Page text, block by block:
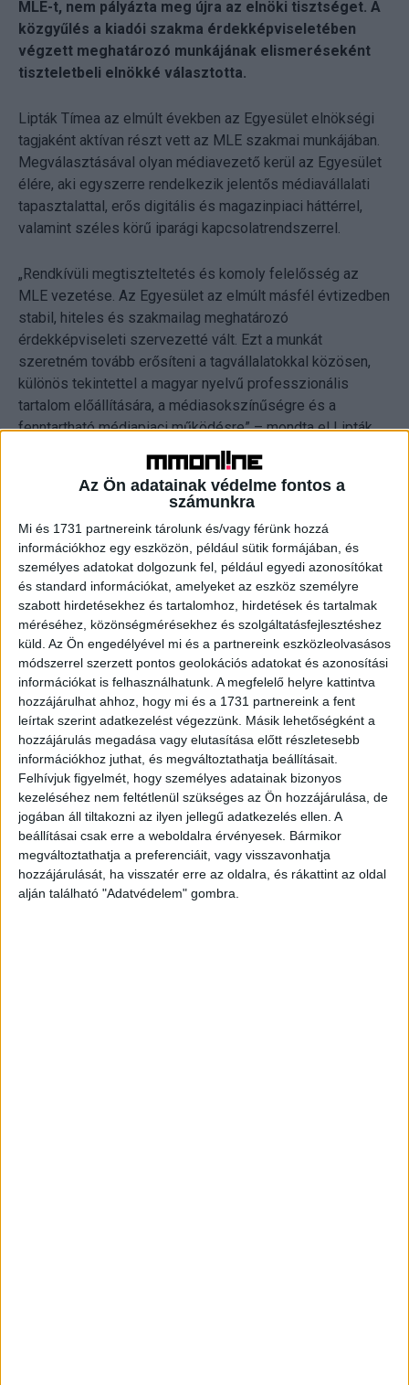
Az Ön adatainak védelme fontos a
számunkra
Mi és 1731 partnereink tárolunk és/vagy férünk hozzá
információkhoz egy eszközön, például sütik formájában, és
személyes adatokat dolgozunk fel, például egyedi azonosítókat
és standard információkat, amelyeket az eszköz személyre
szabott hirdetésekhez és tartalomhoz, hirdetések és tartalmak
méréséhez, közönségmérésekhez és szolgáltatásfejlesztéshez
küld. Az Ön engedélyével mi és a partnereink eszközleolvasásos
módszerrel szerzett pontos geolokációs adatokat és azonosítási
információkat is felhasználhatunk. A megfelelő helyre kattintva
hozzájárulhat ahhoz, hogy mi és a 1731 partnereink a fent
leírtak szerint adatkezelést végezzünk. Másik lehetőségként a
hozzájárulás megadása vagy elutasítása előtt részletesebb
információkhoz juthat, és megváltoztathatja beállításait.
Felhívjuk figyelmét, hogy személyes adatainak bizonyos
kezeléséhez nem feltétlenül szükséges az Ön hozzájárulása, de
jogában áll tiltakozni az ilyen jellegű adatkezelés ellen. A
beállításai csak erre a weboldalra érvényesek. Bármikor
megváltoztathatja a preferenciáit, vagy visszavonhatja
hozzájárulását, ha visszatér erre az oldalra, és rákattint az oldal
alján található "Adatvédelem" gombra.
MLE-t, nem pályázta meg újra az elnöki tisztséget. A
közgyűlés a kiadói szakma érdekképviseletében
végzett meghatározó munkájának elismeréseként
tiszteletbeli elnökké választotta.
Lipták Tímea az elmúlt években az Egyesület elnökségi
tagjaként aktívan részt vett az MLE szakmai munkájában.
Megválasztásával olyan médiavezető kerül az Egyesület
élére, aki egyszerre rendelkezik jelentős médiavállalati
tapasztalattal, erős digitális és magazinpiaci háttérrel,
valamint széles körű iparági kapcsolatrendszerrel.
„Rendkívüli megtiszteltetés és komoly felelősség az
MLE vezetése. Az Egyesület az elmúlt másfél évtizedben
stabil, hiteles és szakmailag meghatározó
érdekképviseleti szervezetté vált. Ezt a munkát
szeretném tovább erősíteni a tagvállalatokkal közösen,
különös tekintettel a magyar nyelvű professzionális
tartalom előállítására, a médiasokszínűségre és a
fenntartható médiapiaci működésre” – mondta el Lipták
Tímea, az MLE újonnan megválasztott elnöke.
„Az elmúlt tizenöt év számomra közös szakmai
magyar tartalomgyártásban és a szerkesztőségi újságírás
jövőjében. Büszke vagyok arra, hogy az MLE ma erős,
hiteles, meghatározó és az Európai Uniós szervezet által
is elismert szervezet. Meggyőződésem, hogy Lipták
Tímea vezetésével az Egyesület új lendülettel folytatja
ezt a munkát a hazai és az európai médiapiacon” –
mondta Kovács Tibor, az MLE tiszteletbeli elnöke.
OLVASTA MÁR?